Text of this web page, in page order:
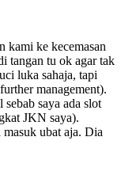
kami ke kecemasan
tangan tu ok agar tak
luka sahaja, tapi
management).
saya ada slot
JKN saya).
masuk ubat aja. Dia